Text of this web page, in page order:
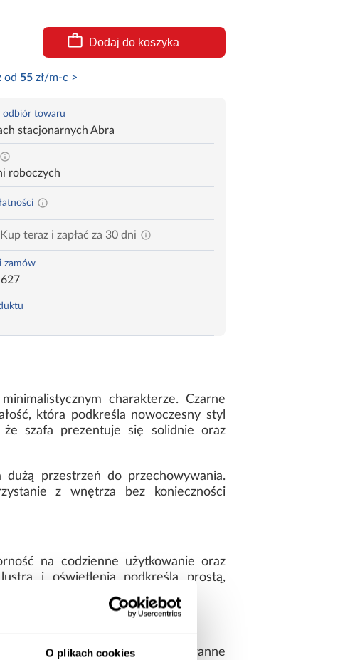
O plikach cookies
Dodaj do koszyka
od 55zł/m-c >
odbiór towaru
stacjonarnych Abra
roboczych
Kup teraz i zapłać za 30 dni
zamów
charakterze. Czarne
która podkreśla nowoczesny styl
szafa prezentuje się solidnie oraz
przestrzeń do przechowywania.
z wnętrza bez konieczności
na codzienne użytkowanie oraz
i oświetlenia podkreśla prostą,
Prosta bryła oraz staranne